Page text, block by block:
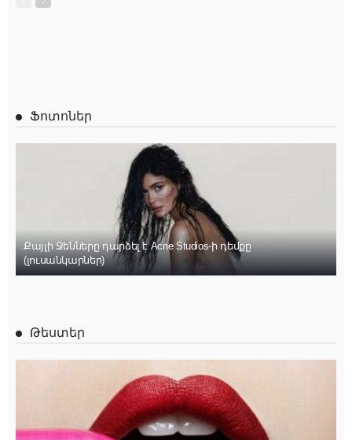
Ֆոտոներ
Քայլի Ջենները դարձել է Acne Studios-ի դեմքը
(լուսանկարներ)
Թեստեր